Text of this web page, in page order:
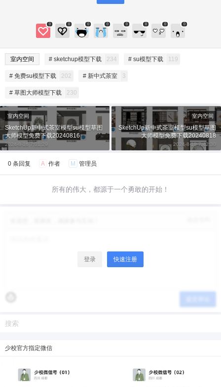
0 0 0 0 0 0 0 0
室内空间 # sketchup模型下载 234 # su模型下载 119
# 免费su模型下载 202 # 新中式茶室 3
# 草图大师模型下载 230
给SketchUp小编打赏
20 元 50 元 自定义
立刻支付
¥
微信支付
室内空间
SketchUp新中式茶室模型su模型草图
大师模型免费下载20240816
2024-8-16 7:01:29
室内空间
SketchUp新中式茶室模型su模型草图
大师模型免费下载20240818
2024-8-18 7:42:30
0 条回复 A 作者 M 管理员
所有的伟大，都源于一个勇敢的开始！
登录 快速注册
少校官方指定微信
您没有权限发布内容，请购买会员或者提升权
6位以上